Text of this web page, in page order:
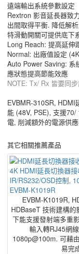
遠端輸出系統參數設定
Rextron 影音延長器致
出間取得平衡. 降低解
特滑動開關可提供底下
Long Reach: 提高延伸
Normal: 出廠值設定
Auto Power Saving: 系
應狀態提高節能效應
NOTE: Tx/ Rx 皆要同
EVBMR-310SR, HDMI
能 (48V, PSE), 支援
電, 削減額外的電源供
其它相關推薦產品
4K HDMI延長切換器
IR/RS232/OSD控制,
EVBM-K1019R
EVBM-K1019R,
HDBaseT 技術建構
下能支援發射端多重
輸入轉RJ45網
1080p@100m. 可藉
易完